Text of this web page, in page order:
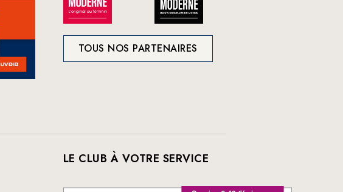
TOUS NOS PARTENAIRES
LE CLUB À VOTRE SERVICE